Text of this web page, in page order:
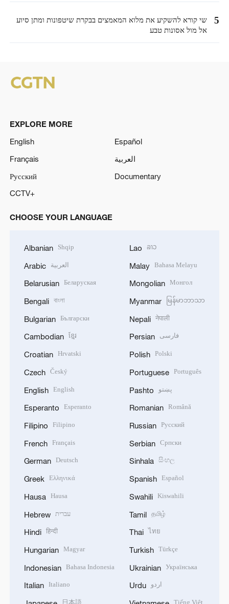
5
שי קורא להשקיע את מלוא המאמצים בבקרת שיטפונות ומתן סיוע
אל מול אסונות טבע
EXPLORE MORE
English
Español
Français
العربية
Русский
Documentary
CCTV+
CHOOSE YOUR LANGUAGE
Albanian Shqip
Arabic العربية
Belarusian Беларуская
Bengali বাংলা
Bulgarian Български
Cambodian ខ្មែរ
Croatian Hrvatski
Czech Český
English English
Esperanto Esperanto
Filipino Filipino
French Français
German Deutsch
Greek Ελληνικά
Hausa Hausa
Hebrew עברית
Hindi हिन्दी
Hungarian Magyar
Indonesian Bahasa Indonesia
Italian Italiano
Lao ລາວ
Malay Bahasa Melayu
Mongolian Монгол
Myanmar မြန်မာဘာသာ
Nepali नेपाली
Persian فارسی
Polish Polski
Portuguese Português
Pashto پښتو
Romanian Română
Russian Русский
Serbian Српски
Sinhala සිංහල
Spanish Español
Swahili Kiswahili
Tamil தமிழ்
Thai ไทย
Turkish Türkçe
Ukrainian Українська
Urdu اردو